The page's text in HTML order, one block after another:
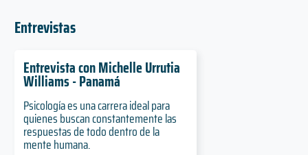
Entrevistas
Entrevista con Michelle Urrutia
Williams - Panamá
Psicología es una carrera ideal para
quienes buscan constantemente las
respuestas de todo dentro de la
mente humana.